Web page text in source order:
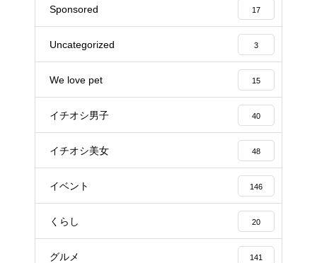
Sponsored 17
Uncategorized 3
We love pet 15
イチオシ男子 40
イチオシ美女 48
イベント 146
くらし 20
グルメ 141